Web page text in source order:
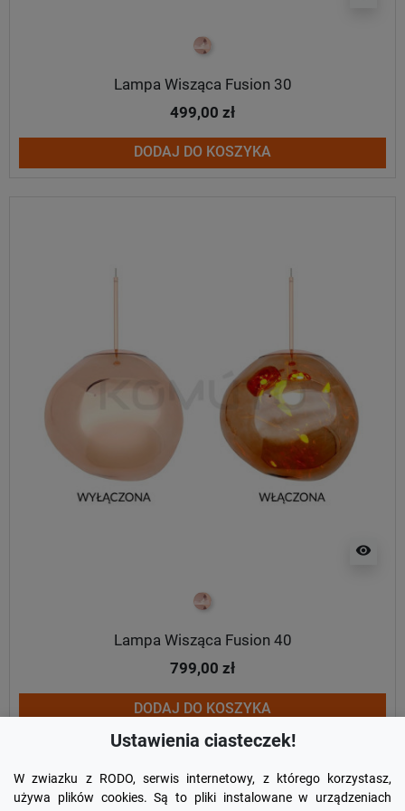
miedziany
Lampa Wisząca Fusion 30
499,00 zł
DODAJ DO KOSZYKA
visibility
miedziany
Lampa Wisząca Fusion 40
799,00 zł
DODAJ DO KOSZYKA
Ustawienia ciasteczek!
W zwiazku z RODO, serwis internetowy, z którego korzystasz,
używa plików cookies. Są to pliki instalowane w urządzeniach